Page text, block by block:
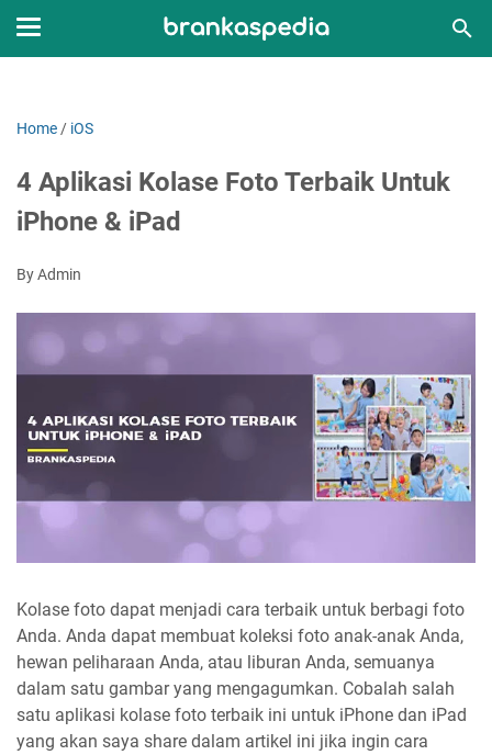
Home / iOS
4 Aplikasi Kolase Foto Terbaik Untuk
iPhone & iPad
By Admin
Kolase foto dapat menjadi cara terbaik untuk berbagi foto
Anda. Anda dapat membuat koleksi foto anak-anak Anda,
hewan peliharaan Anda, atau liburan Anda, semuanya
dalam satu gambar yang mengagumkan. Cobalah salah
satu aplikasi kolase foto terbaik ini untuk iPhone dan iPad
yang akan saya share dalam artikel ini jika ingin cara